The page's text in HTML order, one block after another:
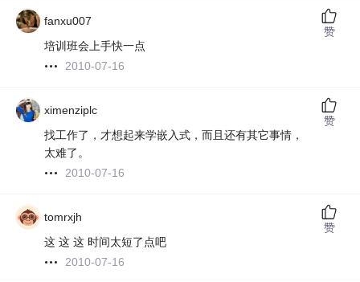
fanxu007
培训班会上手快一点
2010-07-16
赞
ximenziplc
找工作了，才想起来学嵌入式，而且还有其它事情，
太难了。
2010-07-16
赞
tomrxjh
这 这 这 时间太短了点吧
2010-07-16
赞